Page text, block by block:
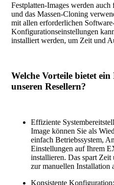
Festplatten-Images werden
und das Massen-Cloning
mit allen erforderlichen
Konfigurationseinstellungen
installiert werden, um Zeit und
Welche Vorteile bietet
unseren Resellern?
Effiziente
Image können Sie als
einfach Betriebssystem,
Einstellungen auf Ihrem
installieren. Das spart
zur manuellen Installation
Konsistente